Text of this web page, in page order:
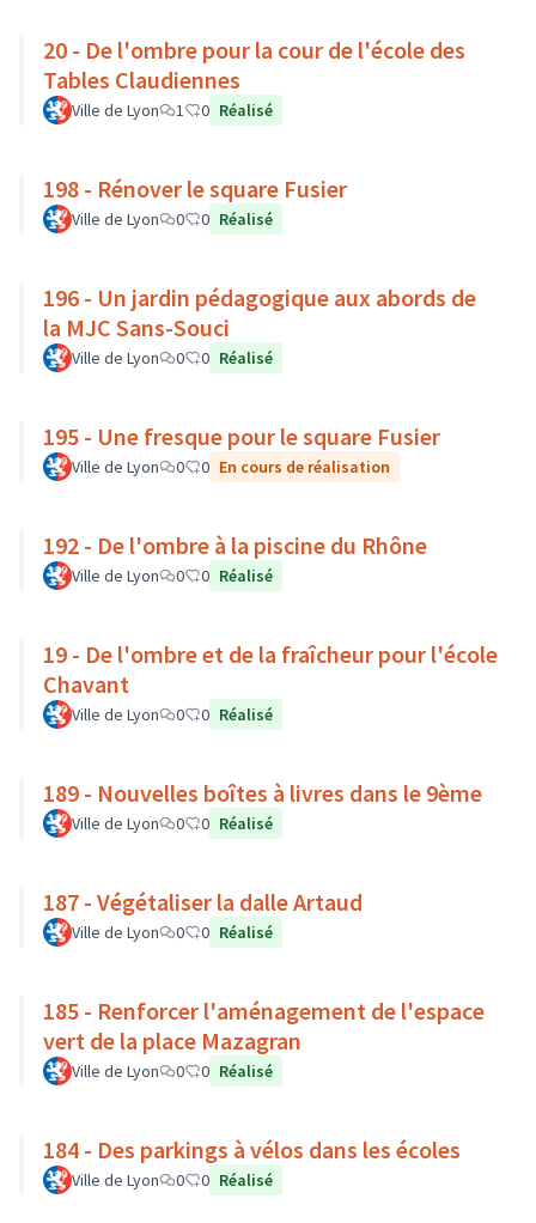
20 - De l'ombre pour la cour de l'école des
Tables Claudiennes
Ville de Lyon 1 0 Réalisé
198 - Rénover le square Fusier
Ville de Lyon 0 0 Réalisé
196 - Un jardin pédagogique aux abords de
la MJC Sans-Souci
Ville de Lyon 0 0 Réalisé
195 - Une fresque pour le square Fusier
Ville de Lyon 0 0 En cours de réalisation
192 - De l'ombre à la piscine du Rhône
Ville de Lyon 0 0 Réalisé
19 - De l'ombre et de la fraîcheur pour l'école
Chavant
Ville de Lyon 0 0 Réalisé
189 - Nouvelles boîtes à livres dans le 9ème
Ville de Lyon 0 0 Réalisé
187 - Végétaliser la dalle Artaud
Ville de Lyon 0 0 Réalisé
185 - Renforcer l'aménagement de l'espace
vert de la place Mazagran
Ville de Lyon 0 0 Réalisé
184 - Des parkings à vélos dans les écoles
Ville de Lyon 0 0 Réalisé